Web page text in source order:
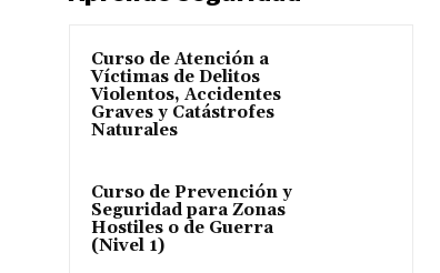
Curso de Atención a
Víctimas de Delitos
Violentos, Accidentes
Graves y Catástrofes
Naturales
Curso de Prevención y
Seguridad para Zonas
Hostiles o de Guerra
(Nivel 1)